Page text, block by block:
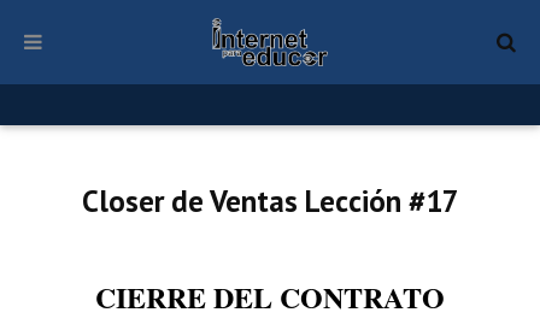
Closer de Ventas Lección #17
CIERRE DEL CONTRATO